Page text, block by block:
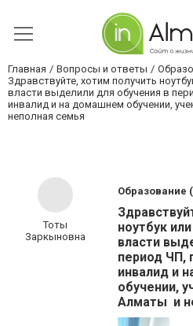
Главная Вопросы и ответы
Здравствуйте, хотим получить
власти выделили для обучения в
инвалид и на домашнем обучении,
неполная семья
Тоты
Заркыновна
Образование
ноутбук
власти
период ЧП,
инвалид и
обучении,
Алматы и